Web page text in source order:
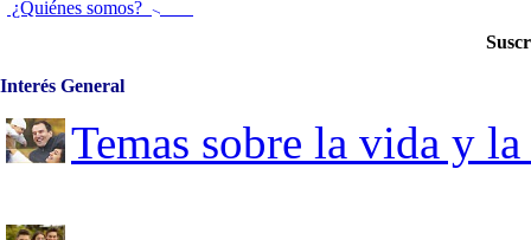
¿Quiénes somos?
Interés General
Temas sobre la vida y